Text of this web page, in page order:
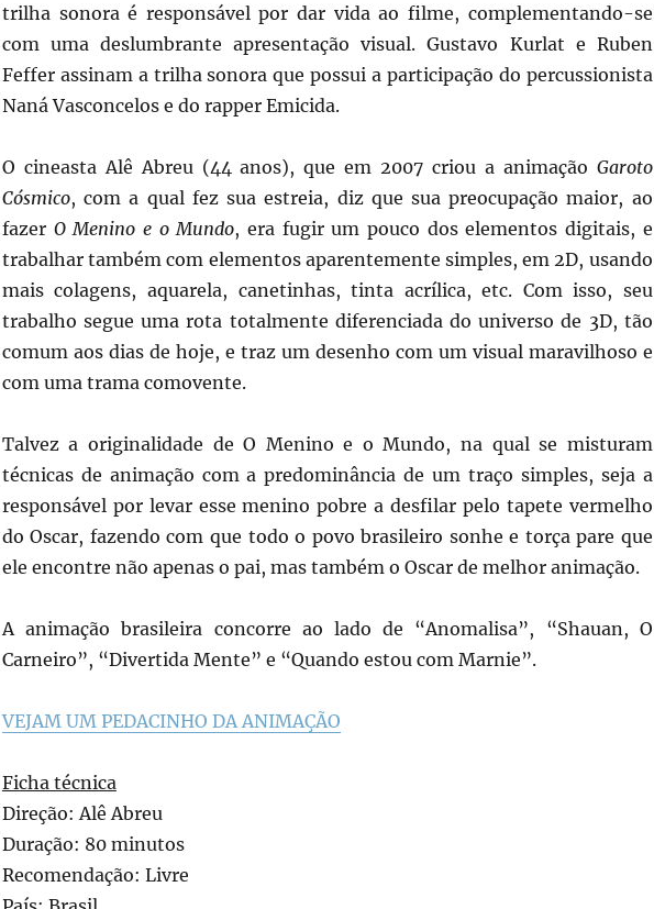
trilha sonora é responsável por dar vida ao filme, complementando-se
com uma deslumbrante apresentação visual. Gustavo Kurlat e Ruben
Feffer assinam a trilha sonora que possui a participação do percussionista
Naná Vasconcelos e do rapper Emicida.
O cineasta Alê Abreu (44 anos), que em 2007 criou a animação Garoto
Cósmico, com a qual fez sua estreia, diz que sua preocupação maior, ao
fazer O Menino e o Mundo, era fugir um pouco dos elementos digitais, e
trabalhar também com elementos aparentemente simples, em 2D, usando
mais colagens, aquarela, canetinhas, tinta acrílica, etc. Com isso, seu
trabalho segue uma rota totalmente diferenciada do universo de 3D, tão
comum aos dias de hoje, e traz um desenho com um visual maravilhoso e
com uma trama comovente.
Talvez a originalidade de O Menino e o Mundo, na qual se misturam
técnicas de animação com a predominância de um traço simples, seja a
responsável por levar esse menino pobre a desfilar pelo tapete vermelho
do Oscar, fazendo com que todo o povo brasileiro sonhe e torça pare que
ele encontre não apenas o pai, mas também o Oscar de melhor animação.
A animação brasileira concorre ao lado de “Anomalisa”, “Shauan, O
Carneiro”, “Divertida Mente” e “Quando estou com Marnie”.
VEJAM UM PEDACINHO DA ANIMAÇÃO
Ficha técnica
Direção: Alê Abreu
Duração: 80 minutos
Recomendação: Livre